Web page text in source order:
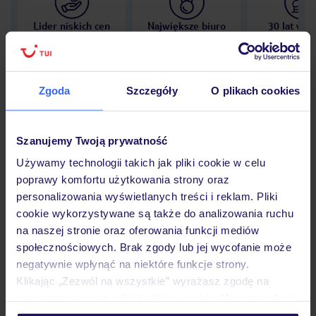
Zgoda Szczegóły O plikach cookies
Szanujemy Twoją prywatność
Używamy technologii takich jak pliki cookie w celu
poprawy komfortu użytkowania strony oraz
personalizowania wyświetlanych treści i reklam. Pliki
cookie wykorzystywane są także do analizowania ruchu
na naszej stronie oraz oferowania funkcji mediów
społecznościowych. Brak zgody lub jej wycofanie może
negatywnie wpłynąć na niektóre funkcje strony.
Klikając „Zezwól na wszystkie” wyrażasz zgodę na
Lider niskich cen
Największe biuro
30 lat w
Opinie
Pokoje
Wyżywienie